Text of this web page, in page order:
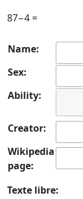
87−4 =
Name:
Sex:
Ability:
Creator:
Wikipedia
page:
Texte libre: